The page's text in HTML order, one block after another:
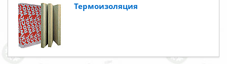
Термоизоляция